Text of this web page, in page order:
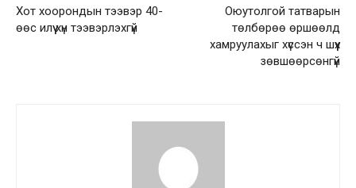
Хот хоорондын тээвэр 40-
өөс илүү хүн тээвэрлэхгүй
Оюутолгой татварын
төлбөрөө өршөөлд
хамруулахыг хүссэн ч шүүх
зөвшөөрсөнгүй